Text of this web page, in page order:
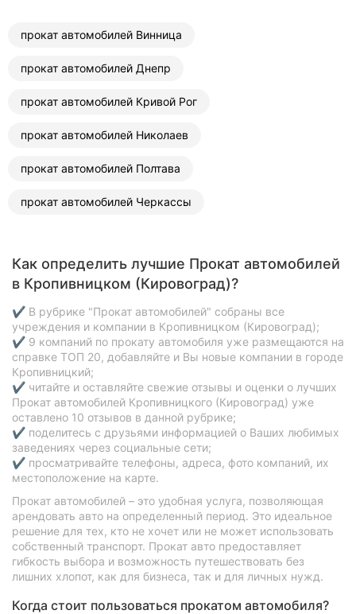
прокат автомобилей Винница
прокат автомобилей Днепр
прокат автомобилей Кривой Рог
прокат автомобилей Николаев
прокат автомобилей Полтава
прокат автомобилей Черкассы
Как определить лучшие Прокат автомобилей
в Кропивницком (Кировоград)?
✔ В рубрике "Прокат автомобилей" собраны все
учреждения и компании в Кропивницком (Кировоград);
✔ 9 компаний по прокату автомобиля уже размещаются на
справке ТОП 20, добавляйте и Вы новые компании в городе
Кропивницкий;
✔ читайте и оставляйте свежие отзывы и оценки о лучших
Прокат автомобилей Кропивницкого (Кировоград) уже
оставлено 10 отзывов в данной рубрике;
✔ поделитесь с друзьями информацией о Ваших любимых
заведениях через социальные сети;
✔ просматривайте телефоны, адреса, фото компаний, их
местоположение на карте.
Прокат автомобилей – это удобная услуга, позволяющая
арендовать авто на определенный период. Это идеальное
решение для тех, кто не хочет или не может использовать
собственный транспорт. Прокат авто предоставляет
гибкость выбора и возможность путешествовать без
лишних хлопот, как для бизнеса, так и для личных нужд.
Когда стоит пользоваться прокатом автомобиля?